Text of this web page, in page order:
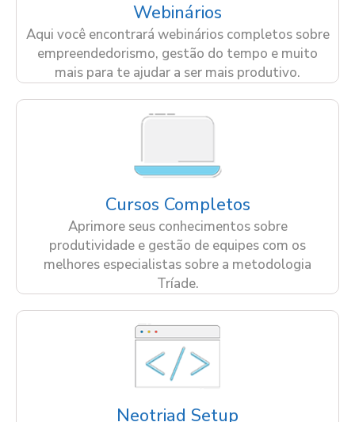
Webinários
Aqui você encontrará webinários completos sobre
empreendedorismo, gestão do tempo e muito
mais para te ajudar a ser mais produtivo.
Cursos Completos
Aprimore seus conhecimentos sobre
produtividade e gestão de equipes com os
melhores especialistas sobre a metodologia
Tríade.
Neotriad Setup